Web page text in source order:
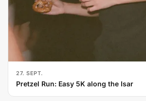
27. SEPT.
Pretzel Run: Easy 5K along the Isar